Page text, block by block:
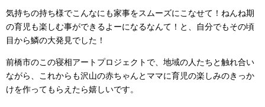
気持ちの持ち様でこんなにも家事をスムーズにこなせて！ねんね期
の育児も楽しむ事ができるよーになるなんて！と、自分でもその頃
目から鱗の大発見でした！
前橋市のこの寝相アートプロジェクトで、地域の人たちと触れ合い
ながら、これからも沢山の赤ちゃんとママに育児の楽しみのきっか
けを作ってもらえたら嬉しいです。